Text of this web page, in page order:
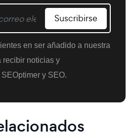
Suscribirse
en ser añadido a nuestra
recibir noticias y
y SEO.